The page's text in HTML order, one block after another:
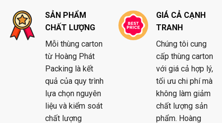
SẢN PHẨM
CHẤT LƯỢNG
Mỗi thùng carton
từ Hoàng Phát
Packing là kết
quả của quy trình
lựa chọn nguyên
liệu và kiểm soát
chất lượng
GIÁ CẢ CẠNH
TRANH
Chúng tôi cung
cấp thùng carton
với giá cả hợp lý,
tối ưu chi phí mà
không làm giảm
chất lượng sản
phẩm. Hoàng